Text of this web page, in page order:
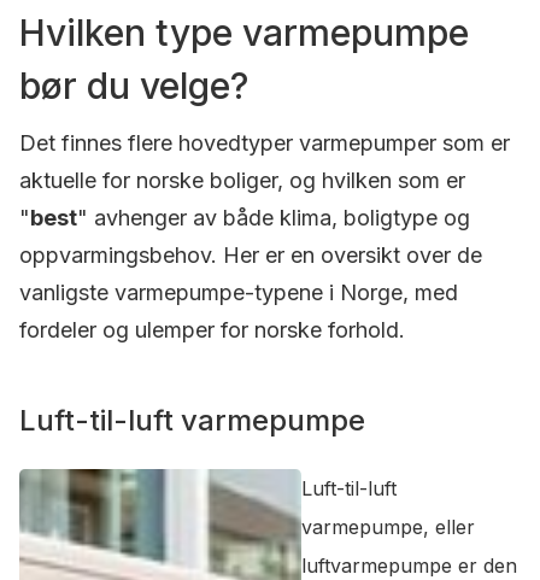
Hvilken type varmepumpe
bør du velge?
Det finnes flere hovedtyper varmepumper som er
aktuelle for norske boliger, og hvilken som er
"best" avhenger av både klima, boligtype og
oppvarmingsbehov. Her er en oversikt over de
vanligste varmepumpe-typene i Norge, med
fordeler og ulemper for norske forhold.
Luft-til-luft varmepumpe
Luft-til-luft
varmepumpe, eller
luftvarmepumpe er den